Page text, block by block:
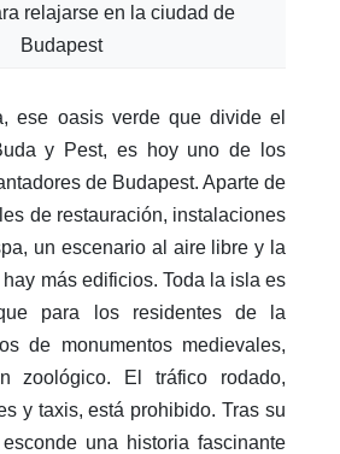
relajarse en la ciudad de
Budapest
ese oasis verde que divide el
y Pest, es hoy uno de los
de Budapest. Aparte de
de restauración, instalaciones
un escenario al aire libre y la
más edificios. Toda la isla es
para los residentes de la
de monumentos medievales,
zoológico. El tráfico rodado,
y taxis, está prohibido. Tras su
una historia fascinante